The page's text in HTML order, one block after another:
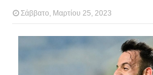
Σάββατο, Μαρτίου 25, 2023